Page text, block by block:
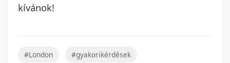
kívánok!
#London #gyakorikérdések